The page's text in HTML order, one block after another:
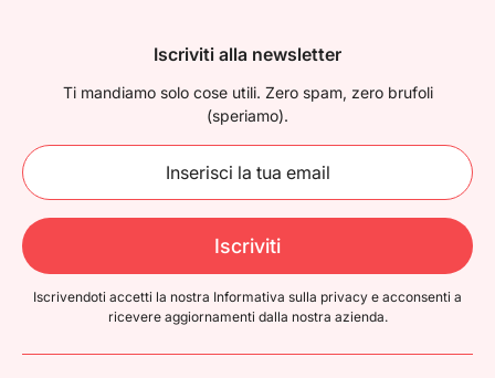
Iscriviti alla newsletter
Ti mandiamo solo cose utili. Zero spam, zero brufoli
(speriamo).
Iscriviti
Iscrivendoti accetti la nostra Informativa sulla privacy e acconsenti a
ricevere aggiornamenti dalla nostra azienda.